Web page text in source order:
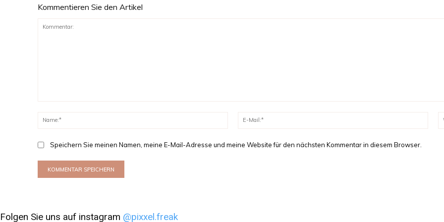
Kommentieren Sie den Artikel
Name:*
Speichern Sie meinen Namen, meine E-Mail-Adresse und meine Website für den nächsten Kommentar in diesem Browser.
Folgen Sie uns auf instagram @pixxel.freak